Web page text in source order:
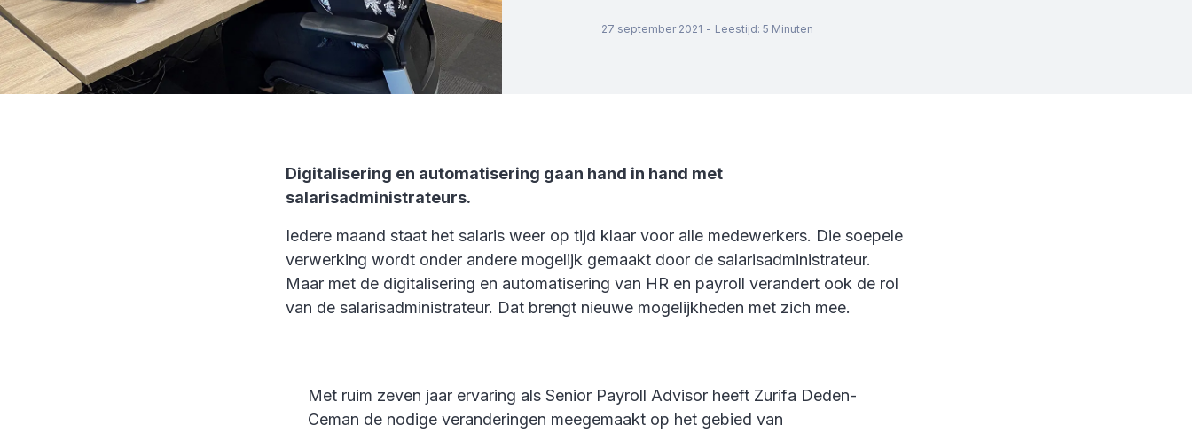
27 september 2021 - Leestijd: 5 Minuten
Digitalisering en automatisering gaan hand in hand met
salarisadministrateurs.
Iedere maand staat het salaris weer op tijd klaar voor alle medewerkers. Die soepele
verwerking wordt onder andere mogelijk gemaakt door de salarisadministrateur.
Maar met de digitalisering en automatisering van HR en payroll verandert ook de rol
van de salarisadministrateur. Dat brengt nieuwe mogelijkheden met zich mee.
Met ruim zeven jaar ervaring als Senior Payroll Advisor heeft Zurifa Deden-
Ceman de nodige veranderingen meegemaakt op het gebied van